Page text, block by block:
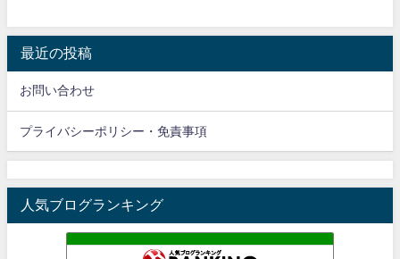
最近の投稿
お問い合わせ
プライバシーポリシー・免責事項
人気ブログランキング